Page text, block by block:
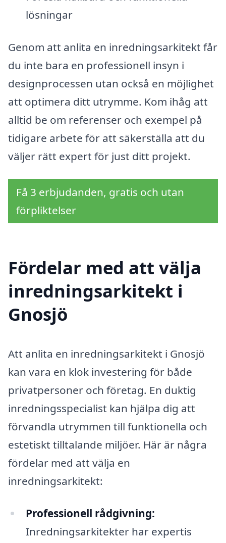
lösningar
Genom att anlita en inredningsarkitekt får
du inte bara en professionell insyn i
designprocessen utan också en möjlighet
att optimera ditt utrymme. Kom ihåg att
alltid be om referenser och exempel på
tidigare arbete för att säkerställa att du
väljer rätt expert för just ditt projekt.
Få 3 erbjudanden, gratis och utan
förpliktelser
Fördelar med att välja
inredningsarkitekt i
Gnosjö
Att anlita en inredningsarkitekt i Gnosjö
kan vara en klok investering för både
privatpersoner och företag. En duktig
inredningsspecialist kan hjälpa dig att
förvandla utrymmen till funktionella och
estetiskt tilltalande miljöer. Här är några
fördelar med att välja en
inredningsarkitekt:
Professionell rådgivning:
Inredningsarkitekter har expertis